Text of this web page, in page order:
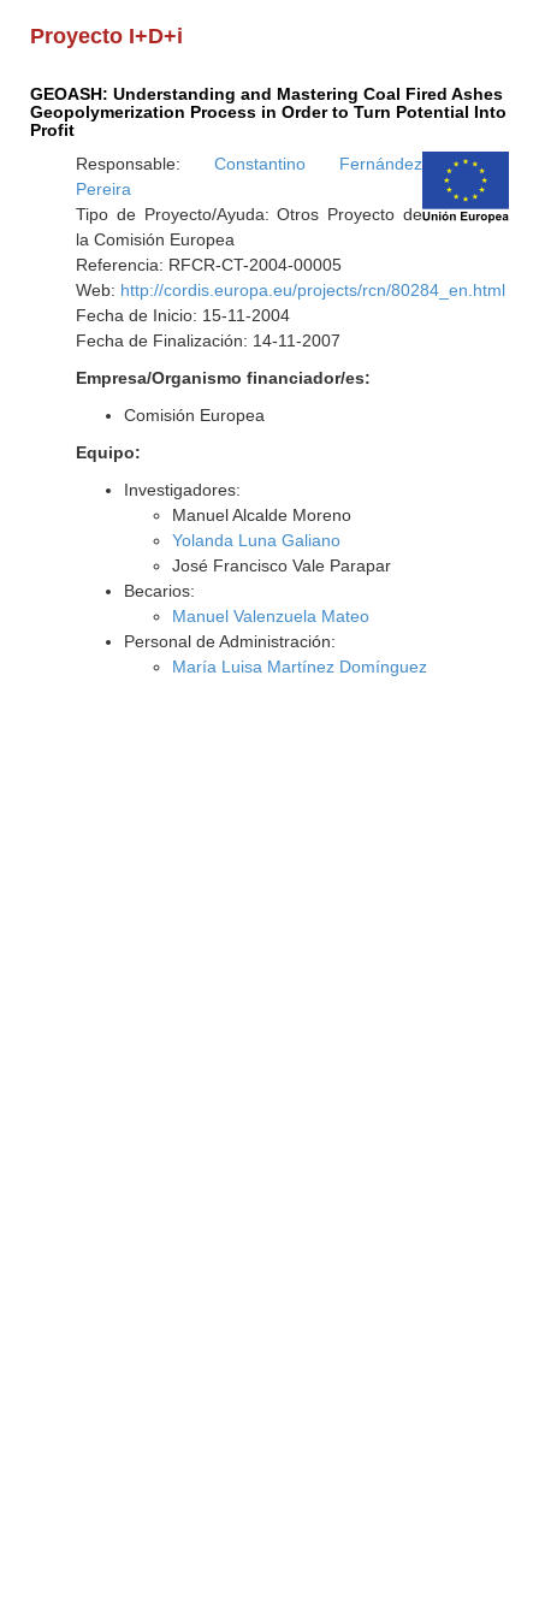
Proyecto I+D+i
GEOASH: Understanding and Mastering Coal Fired Ashes
Geopolymerization Process in Order to Turn Potential Into
Profit
Responsable: Constantino Fernández
Pereira
Tipo de Proyecto/Ayuda: Otros Proyecto de
la Comisión Europea
Referencia: RFCR-CT-2004-00005
Web: http://cordis.europa.eu/projects/rcn/80284_en.html
Fecha de Inicio: 15-11-2004
Fecha de Finalización: 14-11-2007
Empresa/Organismo financiador/es:
Comisión Europea
Equipo:
Investigadores:
Manuel Alcalde Moreno
Yolanda Luna Galiano
José Francisco Vale Parapar
Becarios:
Manuel Valenzuela Mateo
Personal de Administración:
María Luisa Martínez Domínguez